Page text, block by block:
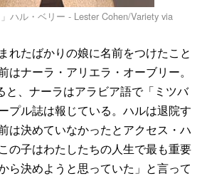
ハル・ベリー - Lester Cohen/Variety via
れたばかりの娘に名前をつけたこと
はナーラ・アリエラ・オーブリー。
と、ナーラはアラビア語で「ミツバ
プル誌は報じている。ハルは退院す
は決めていなかったとアクセス・ハ
の子はわたしたちの人生で最も重要
ら決めようと思っていた」と言って